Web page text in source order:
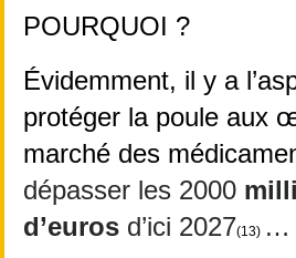
POURQUOI ?
Évidemment, il y a
protéger la poule aux
marché des
dépasser les 2000
d’euros d’ici 2027(13) …